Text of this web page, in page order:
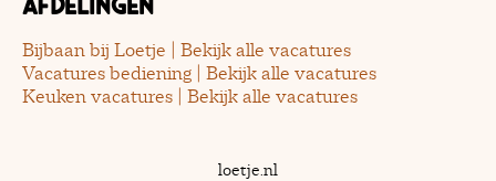
Bijbaan bij Loetje | Bekijk alle vacatures
Vacatures bediening | Bekijk alle vacatures
Keuken vacatures | Bekijk alle vacatures
loetje.nl